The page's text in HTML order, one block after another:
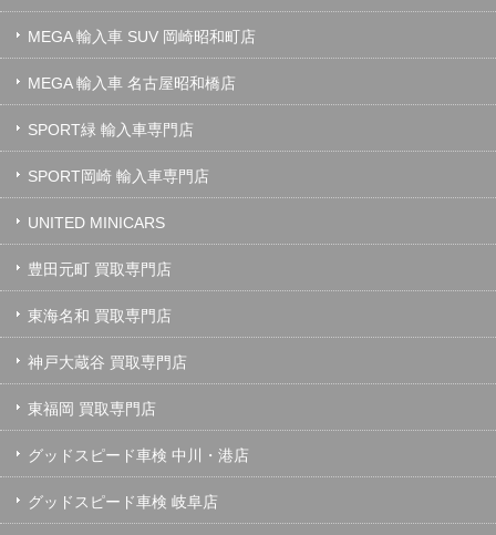
MEGA 輸入車 SUV 岡崎昭和町店
MEGA 輸入車 名古屋昭和橋店
SPORT緑 輸入車専門店
SPORT岡崎 輸入車専門店
UNITED MINICARS
豊田元町 買取専門店
東海名和 買取専門店
神戸大蔵谷 買取専門店
東福岡 買取専門店
グッドスピード車検 中川・港店
グッドスピード車検 岐阜店